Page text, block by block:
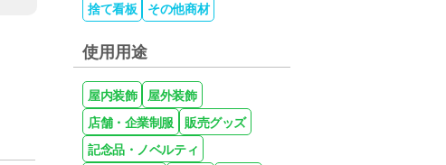
捨て看板
その他商材
使用用途
屋内装飾
屋外装飾
店舗・企業制服
販売グッズ
記念品・ノベルティ